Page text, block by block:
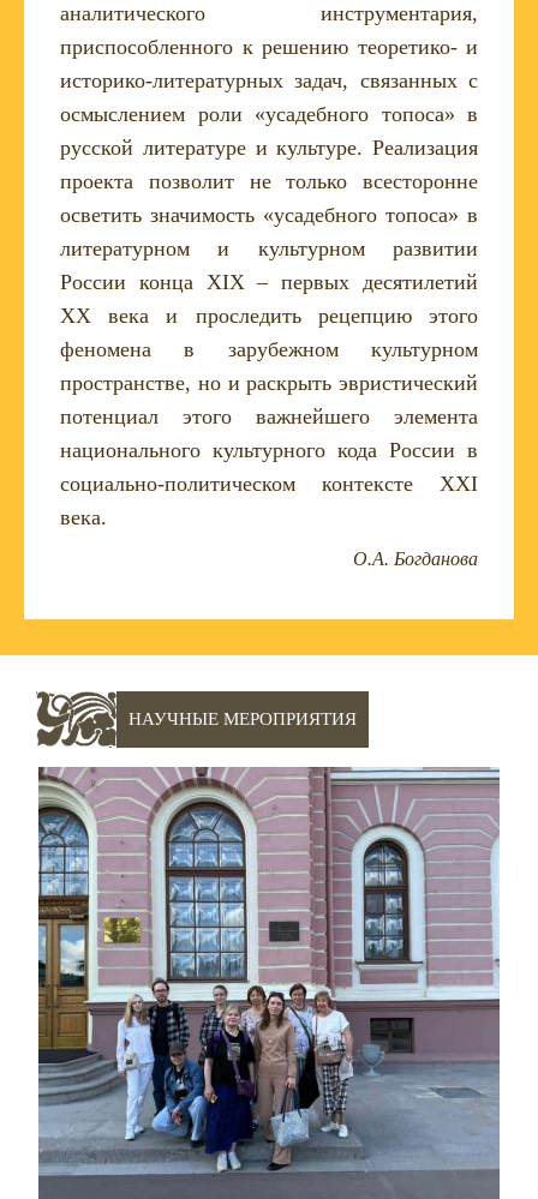
аналитического инструментария,
приспособленного к решению теоретико- и
историко-литературных задач, связанных с
осмыслением роли «усадебного топоса» в
русской литературе и культуре. Реализация
проекта позволит не только всесторонне
осветить значимость «усадебного топоса» в
литературном и культурном развитии
России конца XIX – первых десятилетий
XX века и проследить рецепцию этого
феномена в зарубежном культурном
пространстве, но и раскрыть эвристический
потенциал этого важнейшего элемента
национального культурного кода России в
социально-политическом контексте XXI
века.
О.А. Богданова
НАУЧНЫЕ МЕРОПРИЯТИЯ